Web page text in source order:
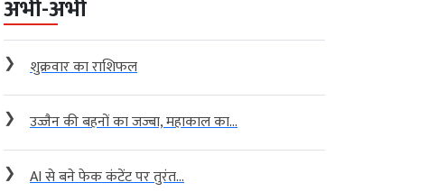
अभी-अभी
❯ शुक्रवार का राशिफल
❯ उज्जैन की बहनों का जज्बा, महाकाल का...
❯ AI से बने फेक कंटेंट पर तुरंत...